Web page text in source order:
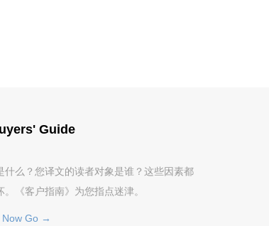
Guide
么？您译文的读者对象是谁？这些因素都
《客户指南》为您指点迷津。
Now Go →